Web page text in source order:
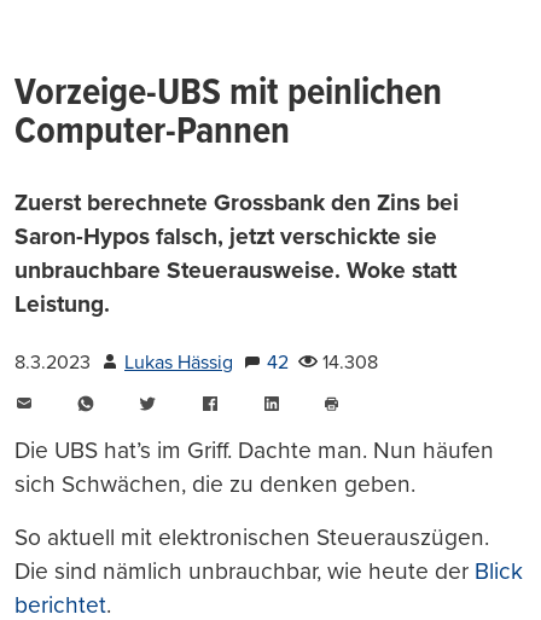
Vorzeige-UBS mit peinlichen
Computer-Pannen
Zuerst berechnete Grossbank den Zins bei
Saron-Hypos falsch, jetzt verschickte sie
unbrauchbare Steuerausweise. Woke statt
Leistung.
8.3.2023 Lukas Hässig 42
14.308
WhatsAppTwitter FacebookLinkedIn
drucken
Die UBS hat’s im Griff. Dachte man. Nun häufen
sich Schwächen, die zu denken geben.
So aktuell mit elektronischen Steuerauszügen.
Die sind nämlich unbrauchbar, wie heute der Blick
berichtet.